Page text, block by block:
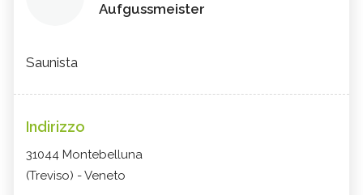
Aufgussmeister
Saunista
Indirizzo
31044 Montebelluna
(Treviso) - Veneto